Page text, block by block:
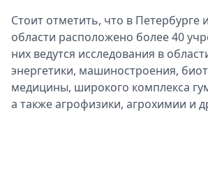
Стоит отметить, что в Петербурге
области расположено более 40
них ведутся исследования в
энергетики, машиностроения,
медицины, широкого комплекса
а также агрофизики, агрохимии и